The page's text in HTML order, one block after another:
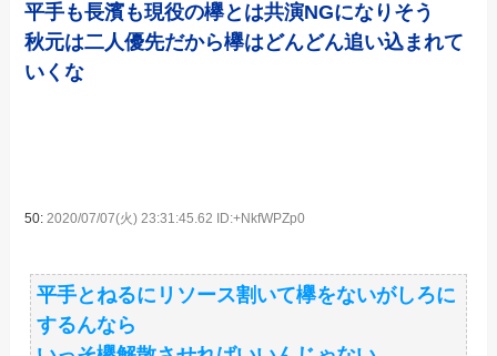
平手も長濱も現役の欅とは共演NGになりそう
秋元は二人優先だから欅はどんどん追い込まれて
いくな
50:2020/07/07(火) 23:31:45.62 ID:+NkfWPZp0
平手とねるにリソース割いて欅をないがしろに
するんなら